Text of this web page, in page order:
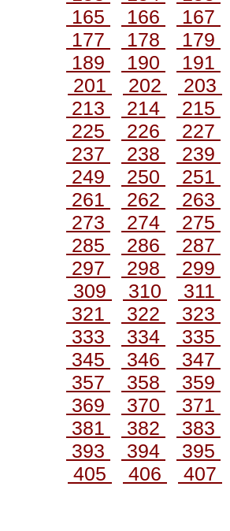
165
166
167
177
178
179
189
190
191
201
202
203
213
214
215
225
226
227
237
238
239
249
250
251
261
262
263
273
274
275
285
286
287
297
298
299
309
310
311
321
322
323
333
334
335
345
346
347
357
358
359
369
370
371
381
382
383
393
394
395
405
406 407